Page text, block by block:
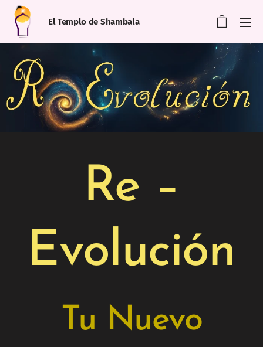
El Templo de Shambala
Re –
Evolución
Tu Nuevo